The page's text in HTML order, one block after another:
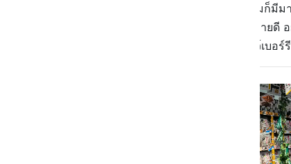
หรือจะเป็นแมน ๆ หน่อย อย่างกันดั้มก็มีม
ใกล้กันก็จะมีพวกของกินยอดฮิต ที่ขายดี
ๆ ไหนจะคิทแคทรสมัทฉะกับสตรอว์เบอ